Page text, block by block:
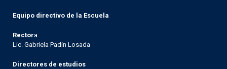
Equipo directivo de la Escuela
Rectora
Lic. Gabriela Padín Losada
Directores de estudios